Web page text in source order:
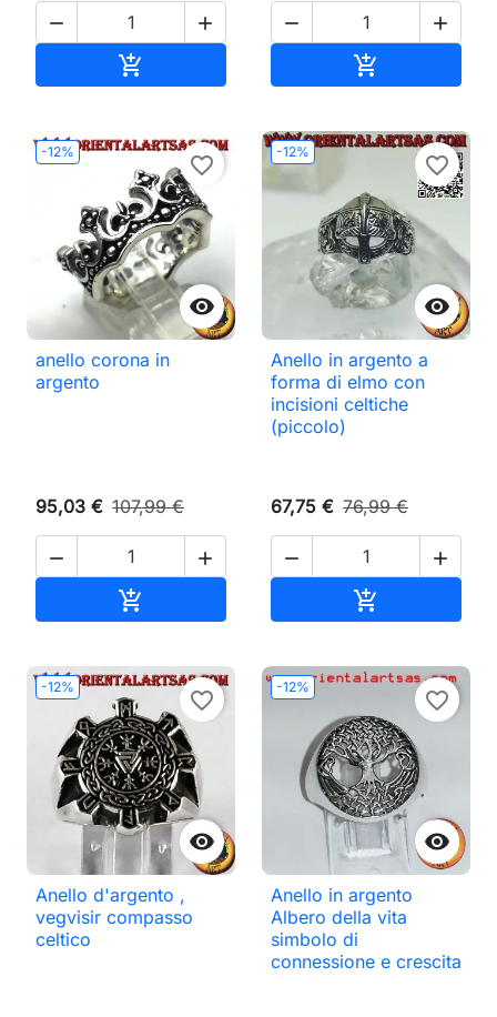
 

 

-12%

favorite_border
anello corona in
argento
95,03 € 107,99 €
 

-12%

favorite_border
Anello in argento a
forma di elmo con
incisioni celtiche
(piccolo)
67,75 € 76,99 €
 

-12%

favorite_border
Anello d'argento ,
vegvisir compasso
celtico
-12%

favorite_border
Anello in argento
Albero della vita
simbolo di
connessione e crescita